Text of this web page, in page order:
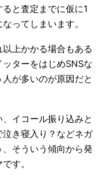
と査定までに仮に1
ってしまいます。
上かかる場合もある
ターをはじめSNSな
が多いのが原因だと
イコール振り込みと
き寝入り？などネガ
そういう傾向から発
す。